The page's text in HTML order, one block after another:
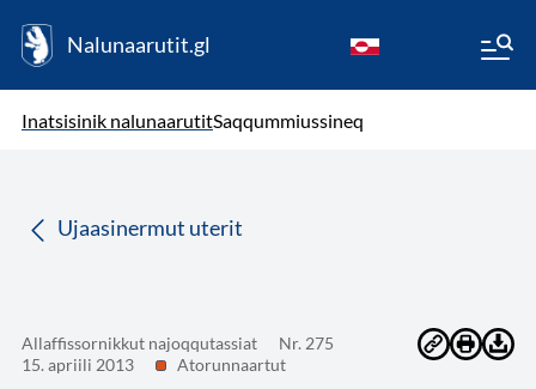
Nalunaarutit.gl
Inatsisinik nalunaarutitSaqqummiussineq
Ujaasinermut uterit
Allaffissornikkut najoqqutassiat
Nr. 275
15. apriili 2013
Atorunnaartut